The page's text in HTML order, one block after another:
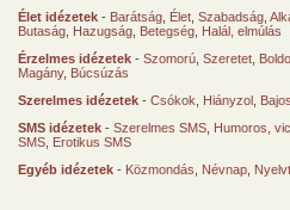
Élet idézetek - Barátság Élet Szabadság
Butaság Hazugság Betegség Halál, elmúlás
Érzelmes idézetek - Szomorú Szeretet
Magány, Búcsúzás
Szerelmes idézetek - Csókok Hiányzol
SMS idézetek - Szerelmes SMS Humoros,
SMS Erotikus SMS
Egyéb idézetek - Közmondás Névnap